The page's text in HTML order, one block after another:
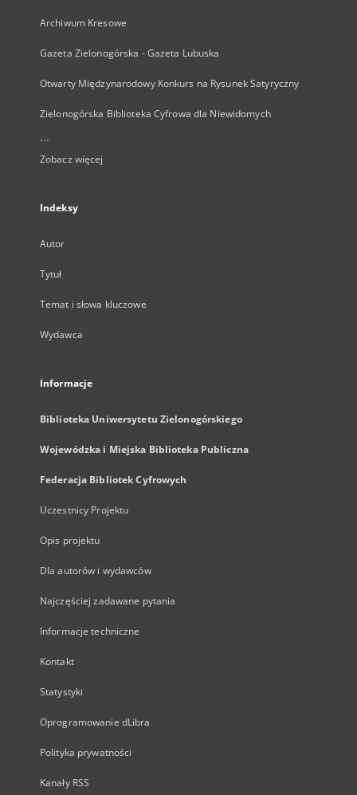
Archiwum Kresowe
Gazeta Zielonogórska - Gazeta Lubuska
Otwarty Międzynarodowy Konkurs na Rysunek Satyryczny
Zielonogórska Biblioteka Cyfrowa dla Niewidomych
...
Zobacz więcej
Indeksy
Autor
Tytuł
Temat i słowa kluczowe
Wydawca
Informacje
Biblioteka Uniwersytetu Zielonogórskiego
Wojewódzka i Miejska Biblioteka Publiczna
Federacja Bibliotek Cyfrowych
Uczestnicy Projektu
Opis projektu
Dla autorów i wydawców
Najczęściej zadawane pytania
Informacje techniczne
Kontakt
Statystyki
Oprogramowanie dLibra
Polityka prywatności
Kanały RSS